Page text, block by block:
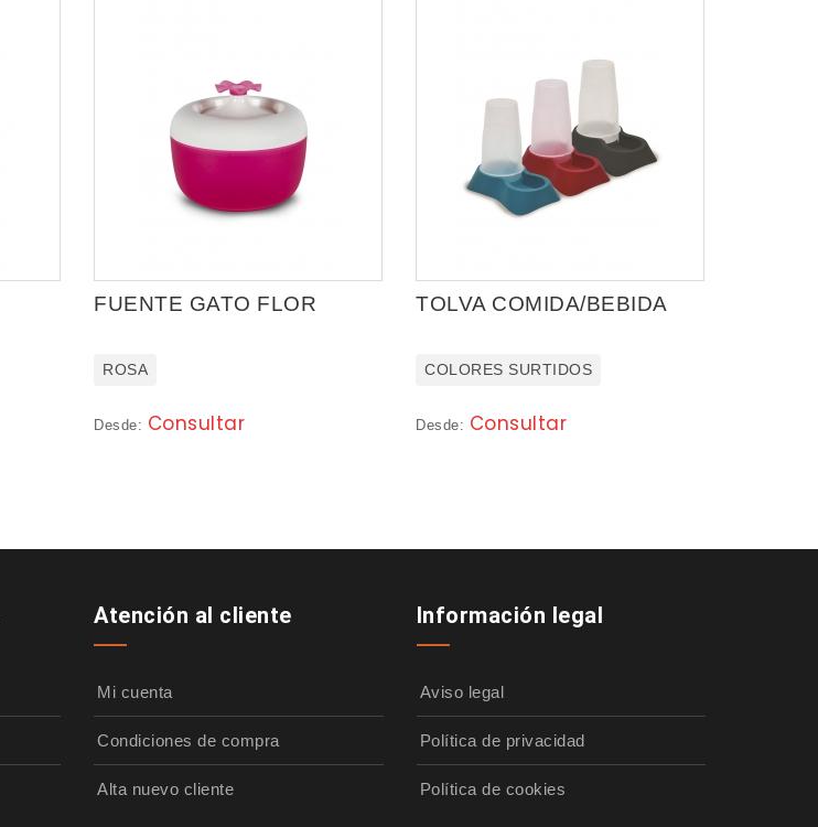
FUENTE GATO FLOR
ROSA
Desde: Consultar
TOLVA COMIDA/BEBIDA
COLORES SURTIDOS
Desde: Consultar
Atención al cliente
Mi cuenta
Condiciones de compra
Alta nuevo cliente
Información legal
Aviso legal
Política de privacidad
Política de cookies